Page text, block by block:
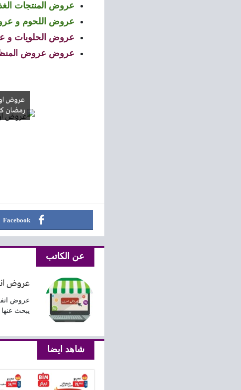
عروض المنتجات
عروض اللحوم و
عروض الحلويات و
عروض عروض
رمضان
Facebook
عن الكاتب
عروض
عروض
يبحث عنها
شاهد ايضا